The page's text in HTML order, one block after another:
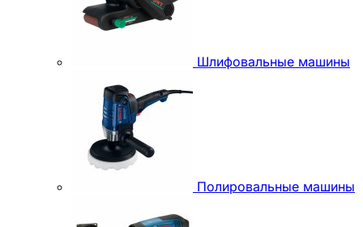
Шлифовальные машины
Полировальные машины